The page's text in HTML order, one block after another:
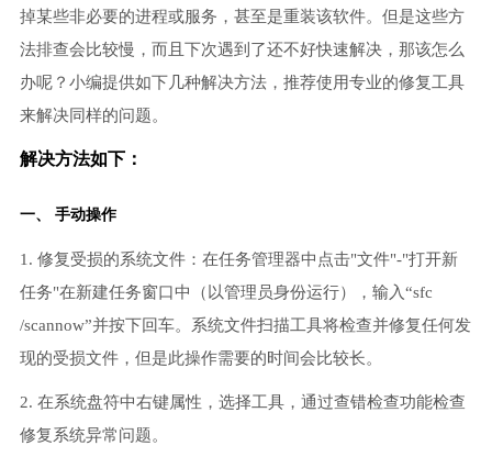
掉某些非必要的进程或服务，甚至是重装该软件。但是这些方
法排查会比较慢，而且下次遇到了还不好快速解决，那该怎么
办呢？小编提供如下几种解决方法，推荐使用专业的修复工具
来解决同样的问题。
解决方法如下：
一、 手动操作
1. 修复受损的系统文件：在任务管理器中点击"文件"-"打开新
任务"在新建任务窗口中（以管理员身份运行），输入“sfc
/scannow”并按下回车。系统文件扫描工具将检查并修复任何发
现的受损文件，但是此操作需要的时间会比较长。
2. 在系统盘符中右键属性，选择工具，通过查错检查功能检查
修复系统异常问题。